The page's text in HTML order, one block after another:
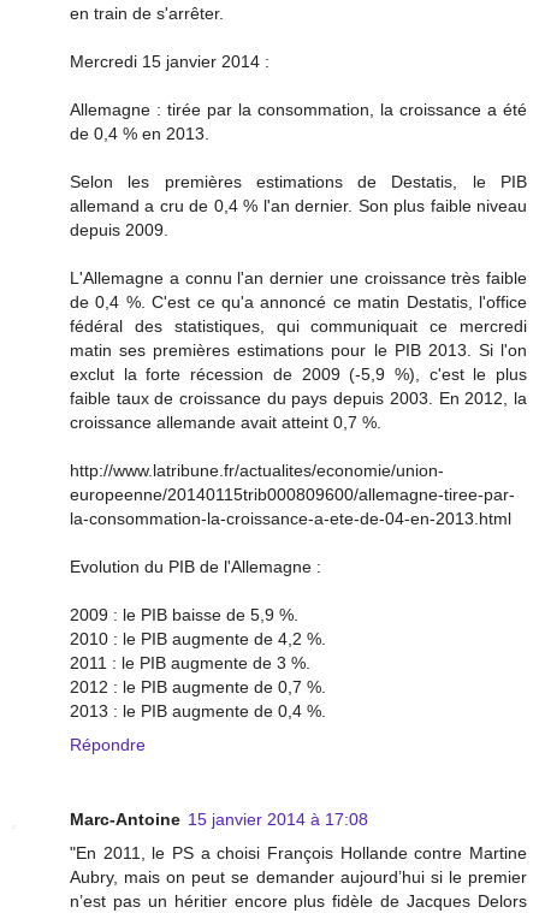
en train de s'arrêter.
Mercredi 15 janvier 2014 :
Allemagne : tirée par la consommation, la croissance a été
de 0,4 % en 2013.
Selon les premières estimations de Destatis, le PIB
allemand a cru de 0,4 % l'an dernier. Son plus faible niveau
depuis 2009.
L'Allemagne a connu l'an dernier une croissance très faible
de 0,4 %. C'est ce qu'a annoncé ce matin Destatis, l'office
fédéral des statistiques, qui communiquait ce mercredi
matin ses premières estimations pour le PIB 2013. Si l'on
exclut la forte récession de 2009 (-5,9 %), c'est le plus
faible taux de croissance du pays depuis 2003. En 2012, la
croissance allemande avait atteint 0,7 %.
http://www.latribune.fr/actualites/economie/union-
europeenne/20140115trib000809600/allemagne-tiree-par-
la-consommation-la-croissance-a-ete-de-04-en-2013.html
Evolution du PIB de l'Allemagne :
2009 : le PIB baisse de 5,9 %.
2010 : le PIB augmente de 4,2 %.
2011 : le PIB augmente de 3 %.
2012 : le PIB augmente de 0,7 %.
2013 : le PIB augmente de 0,4 %.
Répondre
Marc-Antoine 15 janvier 2014 à 17:08
"En 2011, le PS a choisi François Hollande contre Martine
Aubry, mais on peut se demander aujourd’hui si le premier
n’est pas un héritier encore plus fidèle de Jacques Delors